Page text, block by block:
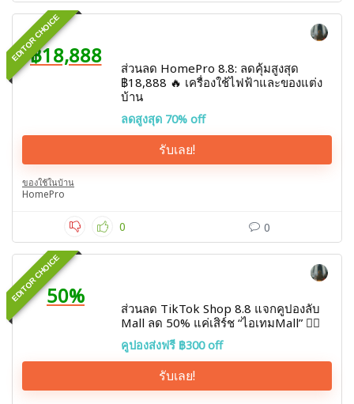
EDITOR CHOICE
฿18,888
ส่วนลด HomePro 8.8: ลดคุ้มสูงสุด
฿18,888 🔥 เครื่องใช้ไฟฟ้าและของแต่ง
บ้าน
ลดสูงสุด 70% off
รับเลย!
ของใช้ในบ้าน
HomePro
0 0
EDITOR CHOICE50%
ส่วนลด TikTok Shop 8.8 แจกคูปองลับ
Mall ลด 50% แค่เสิร์ช “ไอเทมMall” ❤️‍🔥
คูปองส่งฟรี ฿300 off
รับเลย!